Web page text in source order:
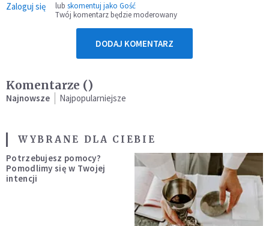
Zaloguj się lub skomentuj jako Gość
Twój komentarz będzie moderowany
DODAJ KOMENTARZ
Komentarze ()
Najnowsze Najpopularniejsze
WYBRANE DLA CIEBIE
Potrzebujesz pomocy?
Pomodlimy się w Twojej
intencji